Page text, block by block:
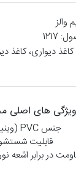
والز
دیواری، کاغذ
ویژگی های اصلی
جنس PVC (وینیل)
قابلیت
در برابر اشعه